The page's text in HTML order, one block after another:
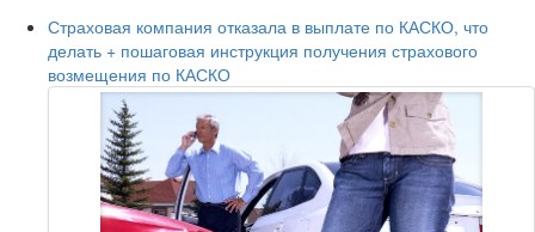
Страховая компания отказала в выплате по КАСКО, что
делать + пошаговая инструкция получения страхового
возмещения по КАСКО